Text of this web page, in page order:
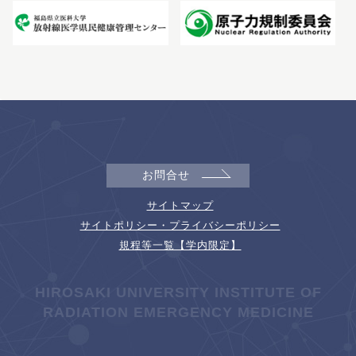
お問合せ
サイトマップ
サイトポリシー・プライバシーポリシー
規程等一覧【学内限定】
HIROSAKI UNIVERSITY INSTITUTE OF
RADIATION EMERGENCY MEDICINE